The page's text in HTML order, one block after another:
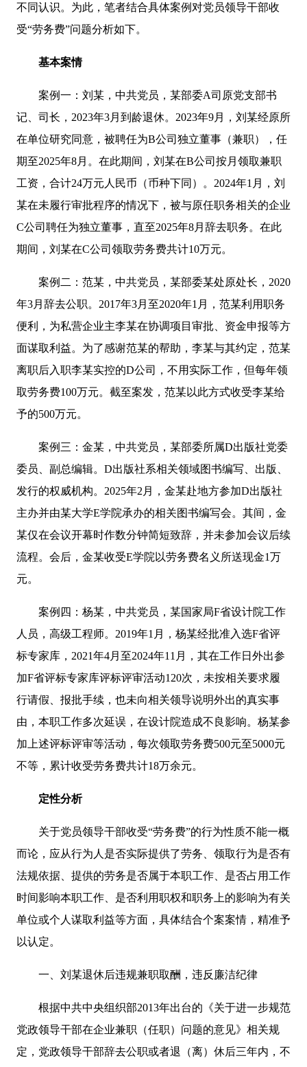
不同认识。为此，笔者结合具体案例对党员领导干部收
受“劳务费”问题分析如下。
基本案情
案例一：刘某，中共党员，某部委A司原党支部书
记、司长，2023年3月到龄退休。2023年9月，刘某经原所
在单位研究同意，被聘任为B公司独立董事（兼职），任
期至2025年8月。在此期间，刘某在B公司按月领取兼职
工资，合计24万元人民币（币种下同）。2024年1月，刘
某在未履行审批程序的情况下，被与原任职务相关的企业
C公司聘任为独立董事，直至2025年8月辞去职务。在此
期间，刘某在C公司领取劳务费共计10万元。
案例二：范某，中共党员，某部委某处原处长，2020
年3月辞去公职。2017年3月至2020年1月，范某利用职务
便利，为私营企业主李某在协调项目审批、资金申报等方
面谋取利益。为了感谢范某的帮助，李某与其约定，范某
离职后入职李某实控的D公司，不用实际工作，但每年领
取劳务费100万元。截至案发，范某以此方式收受李某给
予的500万元。
案例三：金某，中共党员，某部委所属D出版社党委
委员、副总编辑。D出版社系相关领域图书编写、出版、
发行的权威机构。2025年2月，金某赴地方参加D出版社
主办并由某大学E学院承办的相关图书编写会。其间，金
某仅在会议开幕时作数分钟简短致辞，并未参加会议后续
流程。会后，金某收受E学院以劳务费名义所送现金1万
元。
案例四：杨某，中共党员，某国家局F省设计院工作
人员，高级工程师。2019年1月，杨某经批准入选F省评
标专家库，2021年4月至2024年11月，其在工作日外出参
加F省评标专家库评标评审活动120次，未按相关要求履
行请假、报批手续，也未向相关领导说明外出的真实事
由，本职工作多次延误，在设计院造成不良影响。杨某参
加上述评标评审等活动，每次领取劳务费500元至5000元
不等，累计收受劳务费共计18万余元。
定性分析
关于党员领导干部收受“劳务费”的行为性质不能一概
而论，应从行为人是否实际提供了劳务、领取行为是否有
法规依据、提供的劳务是否属于本职工作、是否占用工作
时间影响本职工作、是否利用职权和职务上的影响为有关
单位或个人谋取利益等方面，具体结合个案案情，精准予
以认定。
一、刘某退休后违规兼职取酬，违反廉洁纪律
根据中共中央组织部2013年出台的《关于进一步规范
党政领导干部在企业兼职（任职）问题的意见》相关规
定，党政领导干部辞去公职或者退（离）休后三年内，不